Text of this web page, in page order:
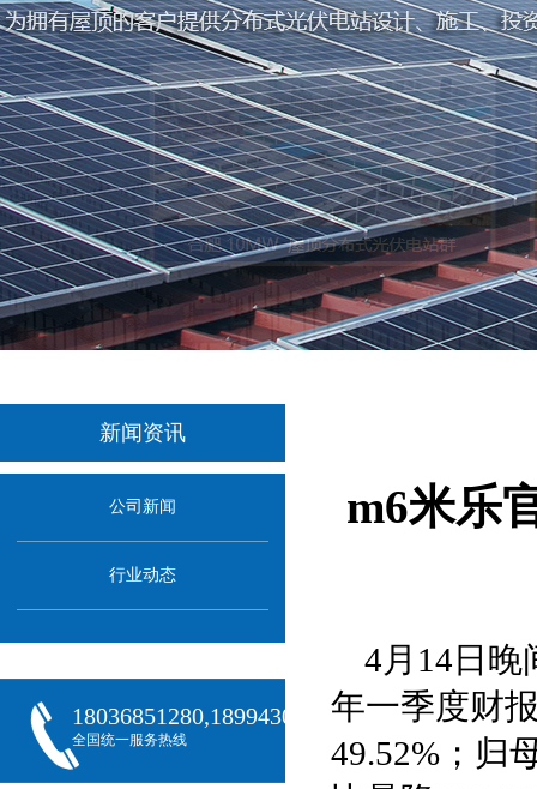
新闻资讯
公司新闻
行业动态
18036851280,18994301288,18068407382
全国统一服务热线
m6米乐
4月14日晚
年一季度财
49.52%；归